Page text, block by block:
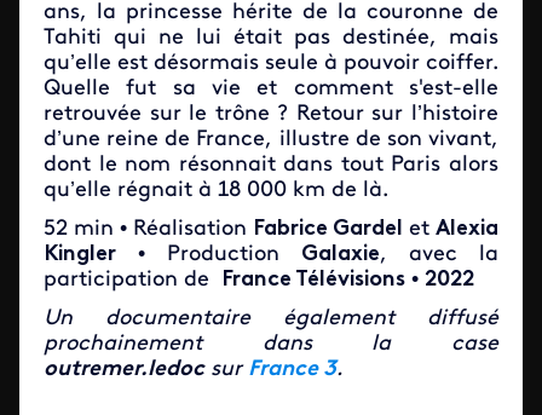
ans, la princesse hérite de la couronne de
Tahiti qui ne lui était pas destinée, mais
qu’elle est désormais seule à pouvoir coiffer.
Quelle fut sa vie et comment s'est-elle
retrouvée sur le trône ? Retour sur l’histoire
d’une reine de France, illustre de son vivant,
dont le nom résonnait dans tout Paris alors
qu’elle régnait à 18 000 km de là.
52 min • Réalisation Fabrice Gardel et Alexia
Kingler • Production Galaxie, avec la
participation de
France Télévisions • 2022
Un documentaire également diffusé
prochainement dans la case
outremer.ledocsur France 3.